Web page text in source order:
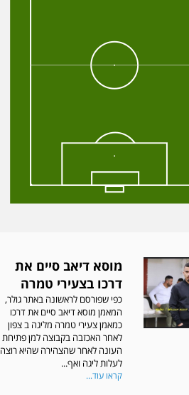
מוסא דיאב סיים את
דרכו בצעירי טמרה
כפי שפורסם לראשונה באתר גולר,
המאמן מוסא דיאב סיים את דרכו
כמאמן צעירי טמרה מליגה ב צפון
לאחר האכזבה בקבוצה למן פתיחת
העונה לאחר שהצהירה שהיא רוצה
לעלות ליגה ואף...
קראו עוד...